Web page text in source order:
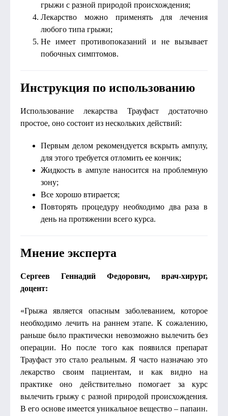
грыжи с разной природой происхождения;
Лекарство можно применять для лечения
любого типа грыжи;
Не имеет противопоказаний и не вызывает
побочных симптомов.
Инструкция по использованию
Использование лекарства Трауфаст достаточно
простое, оно состоит из нескольких действий:
Первым делом рекомендуется вскрыть ампулу,
для этого требуется отломить ее кончик;
Жидкость в ампуле наносится на проблемную
зону;
Все хорошо втирается;
Повторять процедуру необходимо два раза в
день на протяжении всего курса.
Мнение эксперта
Сергеев Геннадий Федорович, врач-хирург,
доцент:
«Грыжа является опасным заболеванием, которое
необходимо лечить на раннем этапе. К сожалению,
раньше было практически невозможно вылечить без
операции. Но после того как появился препарат
Трауфаст это стало реальным. Я часто назначаю это
лекарство своим пациентам, и как видно на
практике оно действительно помогает за курс
вылечить грыжу с разной природой происхождения.
В его основе имеется уникальное вещество – папаин.